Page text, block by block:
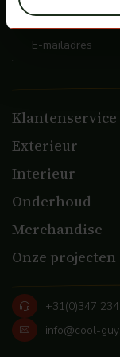
de hoogte
Klantenservice
Exterieur
Interieur
Onderhoud
Merchandise
Onze projecten
+31(0)347
info@cool-